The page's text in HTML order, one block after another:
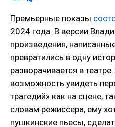
Премьерные показы
2024 года. В версии
произведения,
превратились в одну
разворачивается в
возможность увидеть
трагедий» как на сцене,
словам режиссера, ему
пушкинские пьесы,